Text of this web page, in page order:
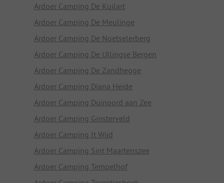
Ardoer Camping De Kuilart
Ardoer Camping De Meulinge
Ardoer Camping De Noetselerberg
Ardoer Camping De Ullingse Bergen
Ardoer Camping De Zandhegge
Ardoer Camping Diana Heide
Ardoer Camping Duinoord aan Zee
Ardoer Camping Ginsterveld
Ardoer Camping It Wiid
Ardoer Camping Sint Maartenszee
Ardoer Camping Tempelhof